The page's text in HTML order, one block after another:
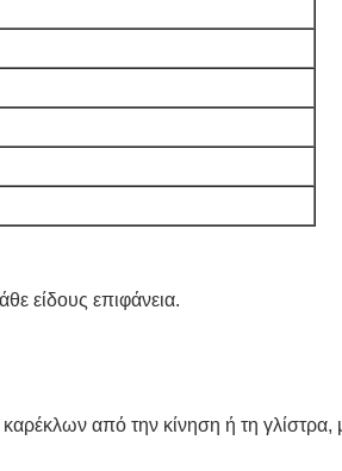
είδους επιφάνεια.
από την κίνηση ή τη